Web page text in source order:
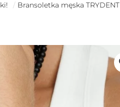
/ Bransoletka męska TRYDENT